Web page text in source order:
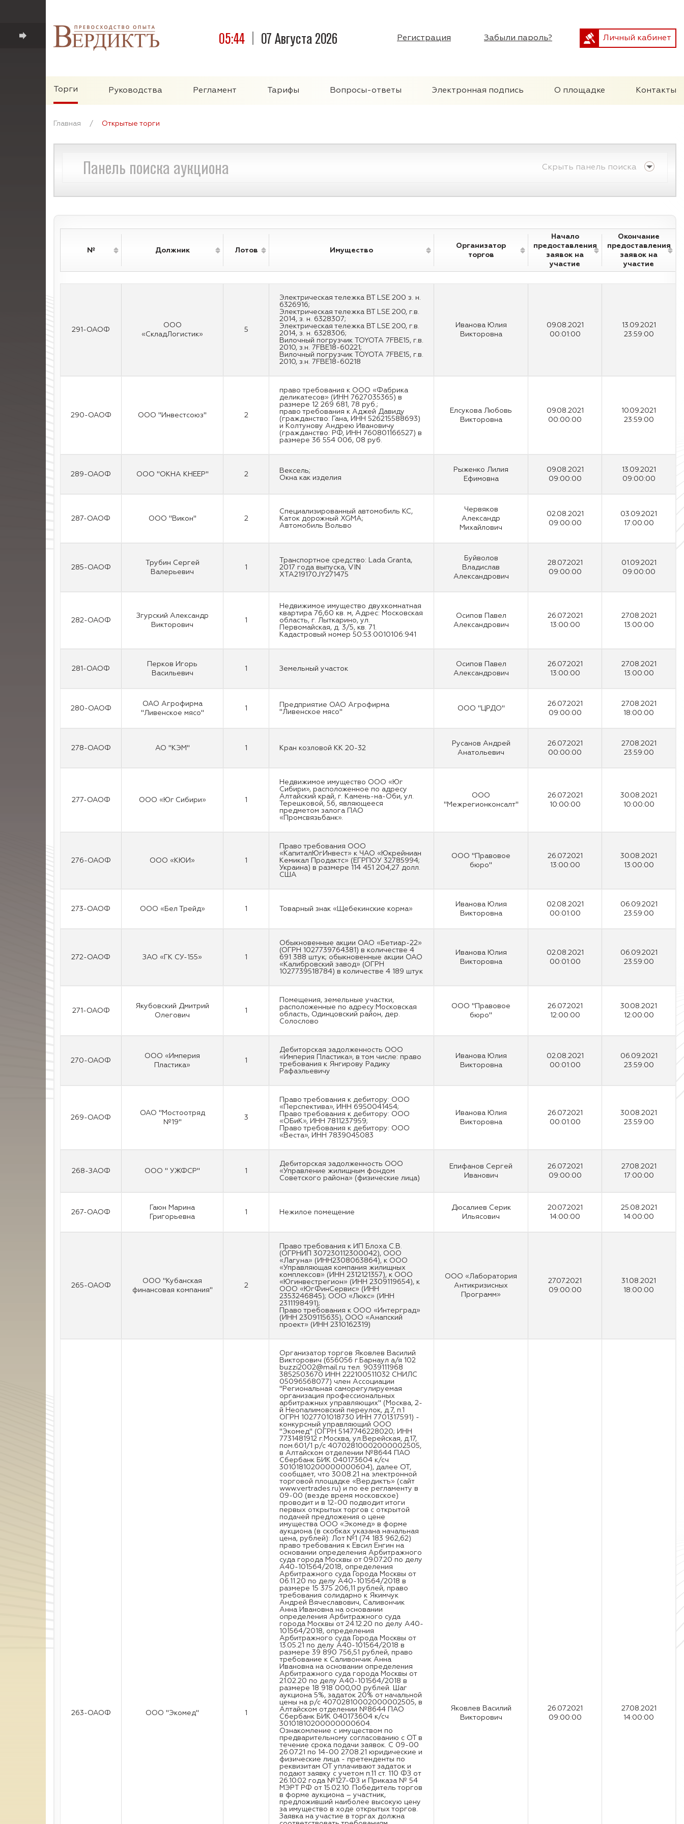
05:44 07 Августа 2026 Регистрация Забыли пароль? Личный кабинет
Торги Руководства Регламент Тарифы Вопросы-ответы Электронная подпись О площадке Контакты
Главная / Открытые торги
Панель поиска аукциона Скрыть панель поиска
№ Должник Лотов Имущество
Организатор
торгов
Начало
предоставления
заявок на
участие
Окончание
предоставления
заявок на
участие
291-ОАОФ
ООО
«СкладЛогистик»
5
Электрическая тележка BT LSE 200 з. н.
6326916;
Электрическая тележка BT LSE 200, г.в.
2014, з. н. 6328307;
Электрическая тележка BT LSE 200, г.в.
2014, з. н. 6328306;
Вилочный погрузчик TOYOTA 7FBE15, г.в.
2010, з.н. 7FBE18-60221;
Вилочный погрузчик TOYOTA 7FBE15, г.в.
2010, з.н. 7FBE18-60218
Иванова Юлия
Викторовна
09.08.2021
00:01:00
13.09.2021
23:59:00
290-ОАОФ ООО "Инвестсоюз" 2
право требования к ООО «Фабрика
деликатесов» (ИНН 7627035365) в
размере 12 269 681, 78 руб.;
право требования к Аджей Давиду
(гражданство: Гана, ИНН 526215588693)
и Колтунову Андрею Ивановичу
(гражданство: РФ, ИНН 760801166527) в
размере 36 554 006, 08 руб.
Елсукова Любовь
Викторовна
09.08.2021
00:00:00
10.09.2021
23:59:00
289-ОАОФ ООО "ОКНА КНЕЕР" 2
Вексель;
Окна как изделия
Рыженко Лилия
Ефимовна
09.08.2021
09:00:00
13.09.2021
09:00:00
287-ОАОФ ООО "Викон" 2
Специализированный автомобиль КС,
Каток дорожный XGMA;
Автомобиль Вольво
Червяков
Александр
Михайлович
02.08.2021
09:00:00
03.09.2021
17:00:00
285-ОАОФ
Трубин Сергей
Валерьевич
1
Транспортное средство: Lada Granta,
2017 года выпуска, VIN
XTA219170JY271475
Буйволов
Владислав
Александрович
28.07.2021
09:00:00
01.09.2021
09:00:00
282-ОАОФ
Згурский Александр
Викторович
1
Недвижимое имущество двухкомнатная
квартира 76,60 кв. м, Адрес: Московская
область, г. Лыткарино, ул.
Первомайская, д. 3/5, кв. 71.
Кадастровый номер 50:53:0010106:941
Осипов Павел
Александрович
26.07.2021
13:00:00
27.08.2021
13:00:00
281-ОАОФ
Перков Игорь
Васильевич
1 Земельный участок
Осипов Павел
Александрович
26.07.2021
13:00:00
27.08.2021
13:00:00
280-ОАОФ
ОАО Агрофирма
"Ливенское мясо"
1
Предприятие ОАО Агрофирма
"Ливенское мясо"
ООО "ЦРДО"
26.07.2021
09:00:00
27.08.2021
18:00:00
278-ОАОФ АО "КЭМ" 1 Кран козловой КК 20-32
Русанов Андрей
Анатольевич
26.07.2021
00:00:00
27.08.2021
23:59:00
277-ОАОФ ООО «Юг Сибири» 1
Недвижимое имущество ООО «Юг
Сибири», расположенное по адресу
Алтайский край, г. Камень-на-Оби, ул.
Терешковой, 56, являющееся
предметом залога ПАО
«Промсвязьбанк».
ООО
"Межрегионконсалт"
26.07.2021
10:00:00
30.08.2021
10:00:00
276-ОАОФ ООО «КЮИ» 1
Право требования ООО
«КапиталЮгИнвест» к ЧАО «Юкрейниан
Кемикал Продактс» (ЕГРПОУ 32785994;
Украина) в размере 114 451 204,27 долл.
США
ООО "Правовое
бюро"
26.07.2021
13:00:00
30.08.2021
13:00:00
273-ОАОФ ООО «Бел Трейд» 1 Товарный знак «Щебекинские корма»
Иванова Юлия
Викторовна
02.08.2021
00:01:00
06.09.2021
23:59:00
272-ОАОФ ЗАО «ГК СУ-155» 1
Обыкновенные акции ОАО «Бетиар-22»
(ОГРН 1027739764381) в количестве 4
691 388 штук; обыкновенные акции ОАО
«Калибровский завод» (ОГРН
1027739518784) в количестве 4 189 штук
Иванова Юлия
Викторовна
02.08.2021
00:01:00
06.09.2021
23:59:00
271-ОАОФ
Якубовский Дмитрий
Олегович
1
Помещения, земельные участки,
расположенные по адресу:Московская
область, Одинцовский район, дер.
Солослово
ООО "Правовое
бюро"
26.07.2021
12:00:00
30.08.2021
12:00:00
270-ОАОФ
ООО «Империя
Пластика»
1
Дебиторская задолженность ООО
«Империя Пластика», в том числе: право
требования к Янгирову Радику
Рафаэльевичу
Иванова Юлия
Викторовна
02.08.2021
00:01:00
06.09.2021
23:59:00
269-ОАОФ
ОАО "Мостоотряд
№19"
3
Право требования к дебитору: ООО
«Перспектива», ИНН 6950041454;
Право требования к дебитору: ООО
«ОБиК», ИНН 7811237959;
Право требования к дебитору: ООО
«Веста», ИНН 7839045083
Иванова Юлия
Викторовна
26.07.2021
00:01:00
30.08.2021
23:59:00
268-ЗАОФ ООО " УЖФСР" 1
Дебиторская задолженность ООО
«Управление жилищным фондом
Советского района» (физические лица)
Епифанов Сергей
Иванович
26.07.2021
09:00:00
27.08.2021
17:00:00
267-ОАОФ
Гаюн Марина
Григорьевна
1 Нежилое помещение
Дюсалиев Серик
Ильясович
20.07.2021
14:00:00
25.08.2021
14:00:00
265-ОАОФ
ООО "Кубанская
финансовая компания"
2
Право требования к ИП Блоха С.В.
(ОГРНИП 307230112300042), ООО
«Лагуна» (ИНН2308063864), к ООО
«Управляющая компания жилищных
комплексов» (ИНН 2312121357), к ООО
«Югинвестрегион» (ИНН 2309119654), к
ООО «ЮгФинСервис» (ИНН
2353246845); ООО «Люкс» (ИНН
2311198491);
Право требования к ООО «Интерград»
(ИНН 2309115635), ООО «Анапский
проект» (ИНН 2310162319)
ООО «Лаборатория
Антикризисных
Программ»
27.07.2021
09:00:00
31.08.2021
18:00:00
263-ОАОФ ООО "Экомед" 1
Организатор торгов Яковлев Василий
Викторович (656056 г.Барнаул а/я 102
buzzi2002@mail.ru тел. 9039111968
3852503670 ИНН 222100511032 СНИЛС
05096568077) член Ассоциации
"Региональная саморегулируемая
организация профессиональных
арбитражных управляющих" (Москва, 2-
й Неопалимовский переулок, д.7, п.1
ОГРН 1027701018730 ИНН 7701317591) -
конкурсный управляющий ООО
"Экомед" (ОГРН 5147746228020; ИНН
7731481912 г.Москва, ул.Верейская, д.17,
пом.601/1 р/с 40702810002000002505,
в Алтайском отделении №8644 ПАО
Сбербанк БИК 040173604 к/сч
30101810200000000604), далее ОТ,
сообщает, что 30.08.21 на электронной
торговой площадке «Вердиктъ» (сайт
www.vertrades.ru) и по ее регламенту в
09-00 (везде время московское)
проводит и в 12-00 подводит итоги
первых открытых торгов с открытой
подачей предложения о цене
имущества ООО «Экомед» в форме
аукциона (в скобках указана начальная
цена, рублей): Лот №1 (74 183 962,62)
право требования к Евсил Енгин на
основании определения Арбитражного
суда города Москвы от 09.07.20 по делу
А40-101564/2018, определения
Арбитражного суда Города Москвы от
06.11.20 по делу А40-101564/2018 в
размере 15 375 206,11 рублей, право
требования солидарно к Якимчук
Андрей Вячеславович, Саливончик
Анна Ивановна на основании
определения Арбитражного суда
города Москвы от 24.12.20 по делу А40-
101564/2018, определения
Арбитражного суда Города Москвы от
13.05.21 по делу А40-101564/2018 в
размере 39 890 756,51 рублей, право
требование к Саливончик Анна
Ивановна на основании определения
Арбитражного суда города Москвы от
21.02.20 по делу А40-101564/2018 в
размере 18 918 000,00 рублей. Шаг
аукциона 5%, задаток 20% от начальной
цены на р/с 40702810002000002505, в
Алтайском отделении №8644 ПАО
Сбербанк БИК 040173604 к/сч
30101810200000000604.
Ознакомление с имуществом по
предварительному согласованию с ОТ в
течение срока подачи заявок. С 09-00
26.07.21 по 14-00 27.08.21 юридические и
физические лица - претенденты по
реквизитам ОТ уплачивают задаток и
подают заявку с учетом п.11 ст. 110 ФЗ от
26.10.02 года №127-ФЗ и Приказа № 54
МЭРТ РФ от 15.02.10. Победитель торгов
в форме аукциона – участник,
предложивший наиболее высокую цену
за имущество в ходе открытых торгов.
Заявка на участие в торгах должна
Яковлев Василий
Викторович
26.07.2021
09:00:00
27.08.2021
14:00:00